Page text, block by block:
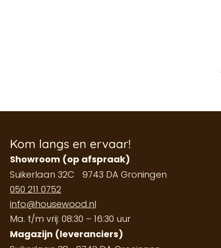
Kom langs en ervaar!
Showroom (op afspraak)
Suikerlaan 32C 9743 DA Groningen
050 211 0752
info@housewood.nl
Ma. t/m vrij: 08:30 – 16:30 uur
Magazijn (leveranciers)